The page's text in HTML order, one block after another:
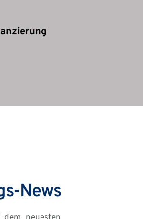
News